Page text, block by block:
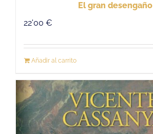
El gran desengaño
22'00 €
Añadir al carrito